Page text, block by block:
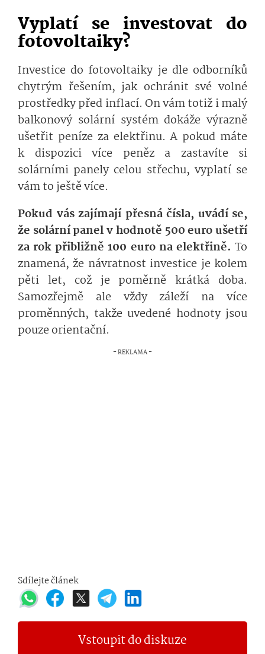
Vyplatí se investovat do
fotovoltaiky?
Investice do fotovoltaiky je dle odborníků
chytrým řešením, jak ochránit své volné
prostředky před inflací. On vám totiž i malý
balkonový solární systém dokáže výrazně
ušetřit peníze za elektřinu. A pokud máte
k dispozici více peněz a zastavíte si
solárními panely celou střechu, vyplatí se
vám to ještě více.
Pokud vás zajímají přesná čísla, uvádí se,
že solární panel v hodnotě 500 euro ušetří
za rok přibližně 100 euro na elektřině. To
znamená, že návratnost investice je kolem
pěti let, což je poměrně krátká doba.
Samozřejmě ale vždy záleží na více
proměnných, takže uvedené hodnoty jsou
pouze orientační.
Sdílejte článek
Vstoupit do diskuze